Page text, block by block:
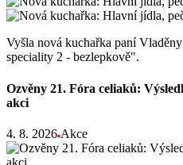
Vyšla nová kuchařka paní
speciality 2 - bezlepkově".
Ozvěny 21. Fóra celiaků:
akci
4. 8. 2026 Akce